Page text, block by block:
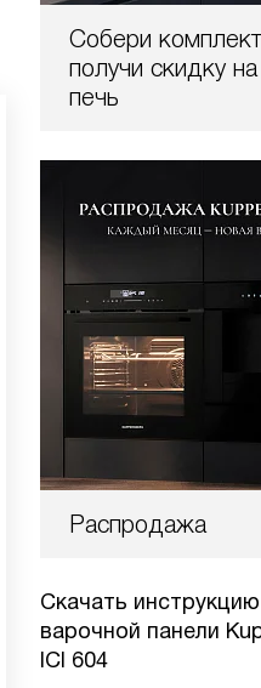
Собери
получи скидку
печь
Распродажа
Скачать
варочной панели
ICI 604